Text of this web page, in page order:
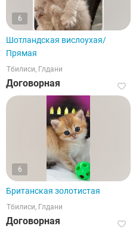
6
Шотландская вислоухая/
Прямая
Тбилиси, Глдани
Договорная
6
Британская золотистая
Тбилиси, Глдани
Договорная